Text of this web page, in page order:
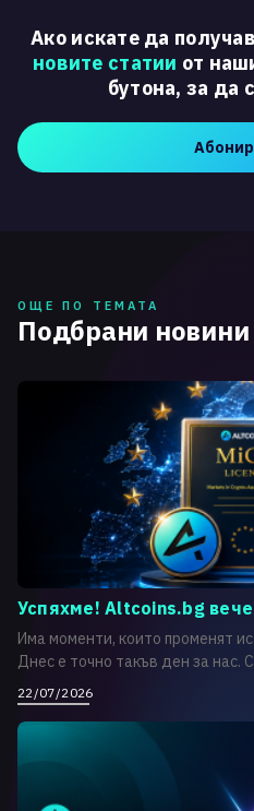
Ако искате да
новите статии от
бутона, за да
ОЩЕ ПО ТЕМАТА
Подбрани новини
Успяхме! Altcoins.bg
Има моменти, които променят
Днес е точно такъв ден за нас.
22/07/2026